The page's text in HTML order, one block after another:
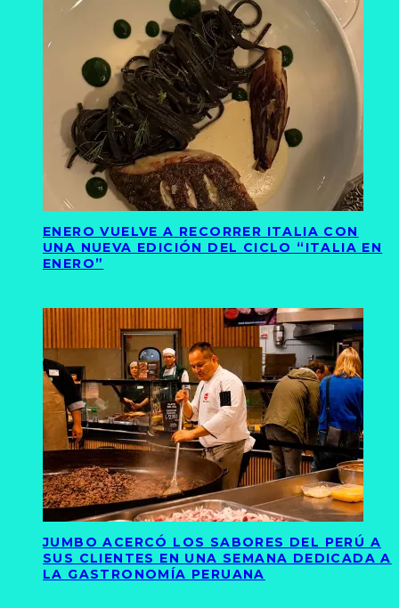
ENERO VUELVE A RECORRER ITALIA CON
UNA NUEVA EDICIÓN DEL CICLO “ITALIA EN
ENERO”
JUMBO ACERCÓ LOS SABORES DEL PERÚ A
SUS CLIENTES EN UNA SEMANA DEDICADA A
LA GASTRONOMÍA PERUANA